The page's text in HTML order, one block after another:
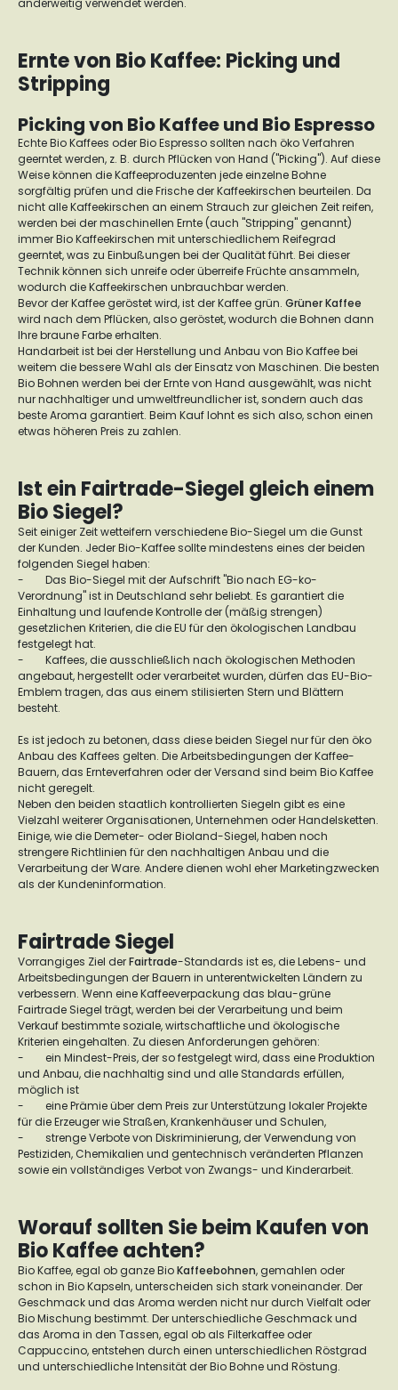
anderweitig verwendet werden.
Ernte von Bio Kaffee: Picking und
Stripping
Picking von Bio Kaffee und Bio Espresso
Echte Bio Kaffees oder Bio Espresso sollten nach öko Verfahren
geerntet werden, z. B. durch Pflücken von Hand ("Picking"). Auf diese
Weise können die Kaffeeproduzenten jede einzelne Bohne
sorgfältig prüfen und die Frische der Kaffeekirschen beurteilen. Da
nicht alle Kaffeekirschen an einem Strauch zur gleichen Zeit reifen,
werden bei der maschinellen Ernte (auch "Stripping" genannt)
immer Bio Kaffeekirschen mit unterschiedlichem Reifegrad
geerntet, was zu Einbußungen bei der Qualität führt. Bei dieser
Technik können sich unreife oder überreife Früchte ansammeln,
wodurch die Kaffeekirschen unbrauchbar werden.
Bevor der Kaffee geröstet wird, ist der Kaffee grün. Grüner Kaffee
wird nach dem Pflücken, also geröstet, wodurch die Bohnen dann
Ihre braune Farbe erhalten.
Handarbeit ist bei der Herstellung und Anbau von Bio Kaffee bei
weitem die bessere Wahl als der Einsatz von Maschinen. Die besten
Bio Bohnen werden bei der Ernte von Hand ausgewählt, was nicht
nur nachhaltiger und umweltfreundlicher ist, sondern auch das
beste Aroma garantiert. Beim Kauf lohnt es sich also, schon einen
etwas höheren Preis zu zahlen.
Ist ein Fairtrade-Siegel gleich einem
Bio Siegel?
Seit einiger Zeit wetteifern verschiedene Bio-Siegel um die Gunst
der Kunden. Jeder Bio-Kaffee sollte mindestens eines der beiden
folgenden Siegel haben:
-
Das Bio-Siegel mit der Aufschrift "Bio nach EG-ko-
Verordnung" ist in Deutschland sehr beliebt. Es garantiert die
Einhaltung und laufende Kontrolle der (mäßig strengen)
gesetzlichen Kriterien, die die EU für den ökologischen Landbau
festgelegt hat.
-
Kaffees, die ausschließlich nach ökologischen Methoden
angebaut, hergestellt oder verarbeitet wurden, dürfen das EU-Bio-
Emblem tragen, das aus einem stilisierten Stern und Blättern
besteht.
Es ist jedoch zu betonen, dass diese beiden Siegel nur für den öko
Anbau des Kaffees gelten. Die Arbeitsbedingungen der Kaffee-
Bauern, das Ernteverfahren oder der Versand sind beim Bio Kaffee
nicht geregelt.
Neben den beiden staatlich kontrollierten Siegeln gibt es eine
Vielzahl weiterer Organisationen, Unternehmen oder Handelsketten.
Einige, wie die Demeter- oder Bioland-Siegel, haben noch
strengere Richtlinien für den nachhaltigen Anbau und die
Verarbeitung der Ware. Andere dienen wohl eher Marketingzwecken
als der Kundeninformation.
Fairtrade Siegel
Vorrangiges Ziel derFairtrade-Standards ist es, die Lebens- und
Arbeitsbedingungen der Bauern in unterentwickelten Ländern zu
verbessern. Wenn eine Kaffeeverpackung das blau-grüne
Fairtrade Siegel trägt, werden bei der Verarbeitung und beim
Verkauf bestimmte soziale, wirtschaftliche und ökologische
Kriterien eingehalten. Zu diesen Anforderungen gehören:
-
ein Mindest-Preis, der so festgelegt wird, dass eine Produktion
und Anbau, die nachhaltig sind und alle Standards erfüllen,
möglich ist
-
eine Prämie über dem Preis zur Unterstützung lokaler Projekte
für die Erzeuger wie Straßen, Krankenhäuser und Schulen,
-
strenge Verbote von Diskriminierung, der Verwendung von
Pestiziden, Chemikalien und gentechnisch veränderten Pflanzen
sowie ein vollständiges Verbot von Zwangs- und Kinderarbeit.
Worauf sollten Sie beim Kaufen von
Bio Kaffee achten?
Bio Kaffee, egal ob ganze BioKaffeebohnen, gemahlen oder
schon in Bio Kapseln, unterscheiden sich stark voneinander. Der
Geschmack und das Aroma werden nicht nur durch Vielfalt oder
Bio Mischung bestimmt. Der unterschiedliche Geschmack und
das Aroma in den Tassen, egal ob als Filterkaffee oder
Cappuccino, entstehen durch einen unterschiedlichen Röstgrad
und unterschiedliche Intensität der Bio Bohne und Röstung.